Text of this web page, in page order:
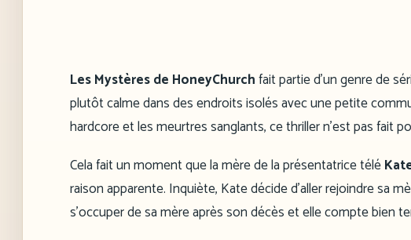
Les Mystères de HoneyChurchfait partie d’un genre de
plutôt calme dans des endroits isolés avec une petite
hardcore et les meurtres sanglants, ce thriller n’est pas fait
Cela fait un moment que la mère de la présentatrice télé
raison apparente. Inquiète, Kate décide d’aller rejoindre sa
s’occuper de sa mère après son décès et elle compte bien